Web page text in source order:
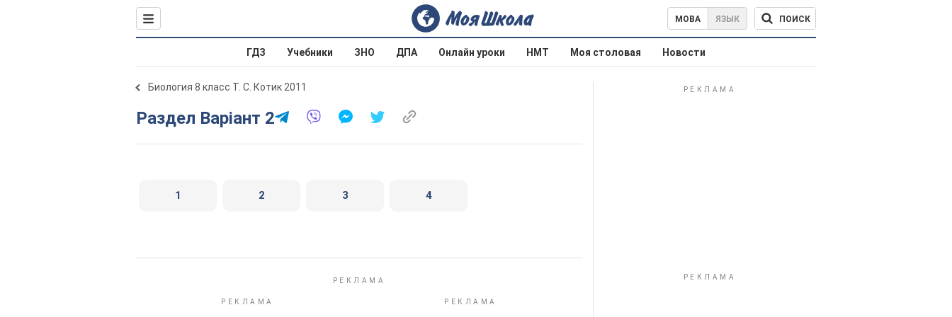
МОВА ЯЗЫК ПОИСК
ГДЗ Учебники ЗНО ДПА Онлайн уроки НМТ Моя столовая Новости
Биология 8 класс Т. С. Котик 2011
Раздел Варіант 2
1 2 3 4